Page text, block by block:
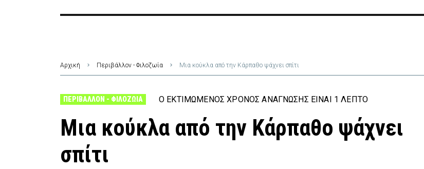
Αρχική Περιβάλλον - Φιλοζωία Μια κούκλα από την Κάρπαθο ψάχνει σπίτι
ΠΕΡΙΒΆΛΛΟΝ - ΦΙΛΟΖΩΊΑ Ο ΕΚΤΙΜΏΜΕΝΟΣ ΧΡΌΝΟΣ ΑΝΆΓΝΩΣΗΣ ΕΊΝΑΙ 1 ΛΕΠΤΌ
Μια κούκλα από την Κάρπαθο ψάχνει
σπίτι